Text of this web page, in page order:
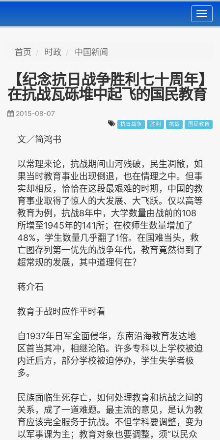
首页 时政 中国新闻
【纪念抗日战争胜利七十周年】
在抗战瓦砾堆中起飞的国民教育
2015-08-07
抗日战争 胜利 抗战 国民教育
文／简鸿书
以常理来论，抗战期间山河残破，民生凋敝，如
果当时教育事业出现倒退，也在情理之中。但事
实却相反，恰恰在这段最艰难的时期，中国的教
育事业取得了惊人的大发展、大飞跃。仅以高等
教育为例，抗战8年中，大学数量由战前的108
所增至1945年的141所；在校师生数量增加了
48%，学生数量几乎翻了1倍。在国难当头，救
亡图存列第一优先的战争年代，教育竟然得到了
超常规的发展，其中道理何在？
蒋介石
教育于战时应作平时看
自1937年日军全面侵华，东南沿海教育发达地
区首当其冲，相继沦陷。许多专科以上学校被迫
内迁后方，部分学校被迫停办，学生失学者极
多。
民族面临生死存亡，如何处理教育和抗战之间的
关系，成了一道难题。最主流的意见，是认为教
育应该完全服务于抗战。不但学科要调整，变为
以军事课为主；教育对象也要调整，须“以民众